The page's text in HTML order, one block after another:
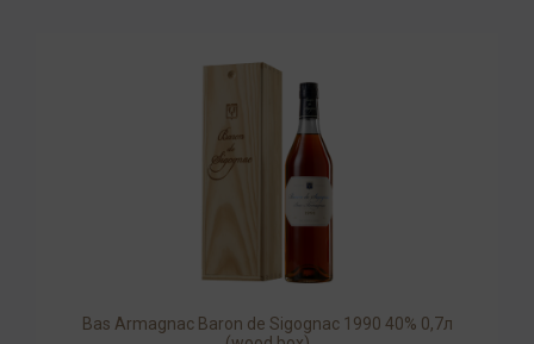
Bas Armagnac Baron de Sigognac 1990 40% 0,7л